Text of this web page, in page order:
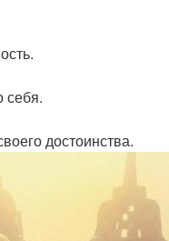
себя.
достоинства.